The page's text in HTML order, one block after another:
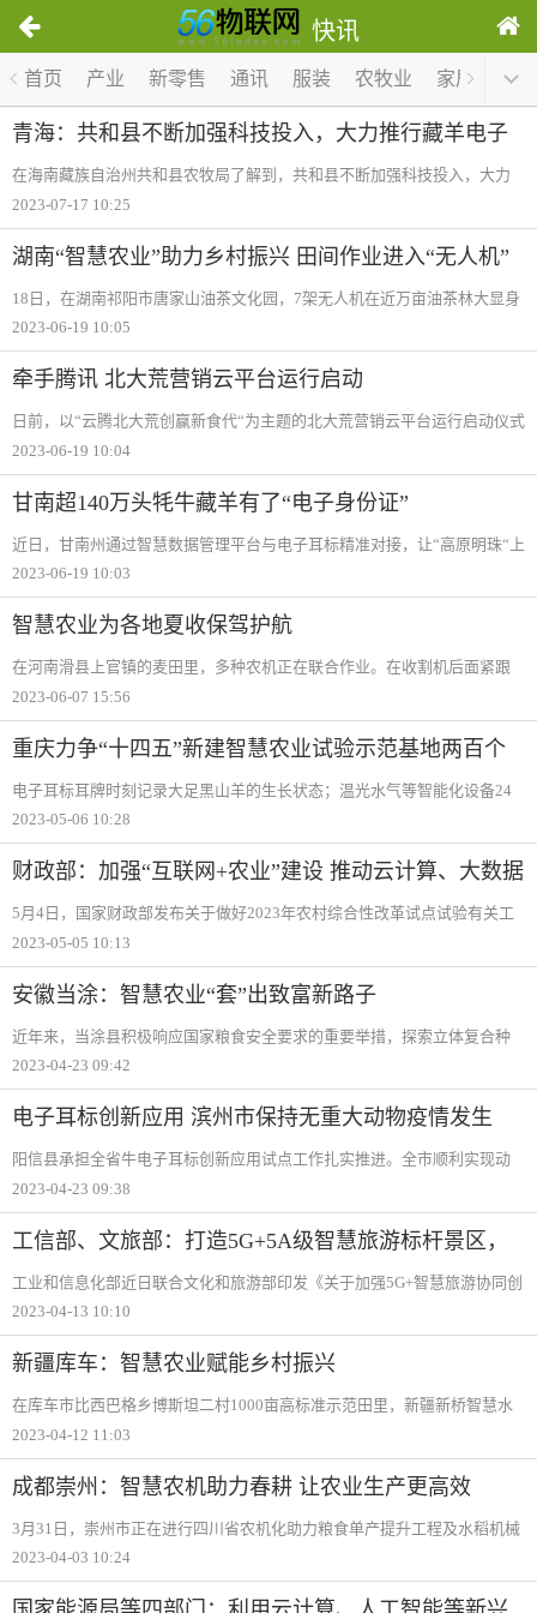
快讯
首页 产业 新零售 通讯 服装 农牧业 家居 医疗
1/0
青海：共和县不断加强科技投入，大力推行藏羊电子
耳标佩戴原产地可追溯平台建设
在海南藏族自治州共和县农牧局了解到，共和县不断加强科技投入，大力
推行农科教、产学研相结合，着重开展牦牛、藏羊电子耳标佩戴原产地可
接，加大农牧业科
2023-07-17 10:25
湖南“智慧农业”助力乡村振兴 田间作业进入“无人机”
时代
18日，在湖南祁阳市唐家山油茶文化园，7架无人机在近万亩油茶林大显身
手。工作人员遥控操作，逐行、逐株开展专用复合叶面肥自动喷施作业。
年首次尝
2023-06-19 10:05
牵手腾讯 北大荒营销云平台运行启动
日前，以“云腾北大荒创赢新食代“为主题的北大荒营销云平台运行启动仪式
在哈尔滨举行。北大荒集团与腾讯公司签署战略合作协议，以技术化手段
的
2023-06-19 10:04
甘南超140万头牦牛藏羊有了“电子身份证”
近日，甘南州通过智慧数据管理平台与电子耳标精准对接，让“高原明珠“上
的140多万头牦牛藏羊都有了“电子身份证“，为甘南牦牛藏羊原产地可追溯
证
2023-06-19 10:03
智慧农业为各地夏收保驾护航
在河南滑县上官镇的麦田里，多种农机正在联合作业。在收割机后面紧跟
着的是搂草机和秸秆打捆机。搂草机将散落的秸秆搂成行，打捆机紧跟着
合利用。在安
2023-06-07 15:56
重庆力争“十四五”新建智慧农业试验示范基地两百个
电子耳标耳牌时刻记录大足黑山羊的生长状态；温光水气等智能化设备24
小时监测水稻的生长环境；智能化育秧工厂让育秧不再“靠天吃饭“……在物
2023-05-06 10:28
财政部：加强“互联网+农业”建设 推动云计算、大数据
等新一代信息技术和科技产品深度融合应用
5月4日，国家财政部发布关于做好2023年农村综合性改革试点试验有关工
作的通知。通知提到，发挥新一代信息技术创新引领作用，大力推进数字
合，着眼解决实
2023-05-05 10:13
安徽当涂：智慧农业“套”出致富新路子
近年来，当涂县积极响应国家粮食安全要求的重要举措，探索立体复合种
植农业模式，实现农业种植生产增收致富。恒缘葡萄种植农场目前采用葡
瘤菌固肥吸收葡
2023-04-23 09:42
电子耳标创新应用 滨州市保持无重大动物疫情发生
阳信县承担全省牛电子耳标创新应用试点工作扎实推进。全市顺利实现动
物产地检疫B证无纸化出证，动物产品B证无纸化出证正在试点推广。严格
2533辆，家畜
2023-04-23 09:38
工信部、文旅部：打造5G+5A级智慧旅游标杆景区，
加强重点区域网络覆盖
工业和信息化部近日联合文化和旅游部印发《关于加强5G+智慧旅游协同创
新发展的通知》（下称《通知》）。《通知》围绕5G+智慧旅游基础设施建
任务，力
2023-04-13 10:10
新疆库车：智慧农业赋能乡村振兴
在库车市比西巴格乡博斯坦二村1000亩高标准示范田里，新疆新桥智慧水
务股份有限公司技术人员正在指导农民利用智慧农业综合管理平台远程操
李昊介绍说
2023-04-12 11:03
成都崇州：智慧农机助力春耕 让农业生产更高效
3月31日，崇州市正在进行四川省农机化助力粮食单产提升工程及水稻机械
化种植现场会，来自全省各地的近500名农业专家、农技人员、农机推广部
区，一辆无人
2023-04-03 10:24